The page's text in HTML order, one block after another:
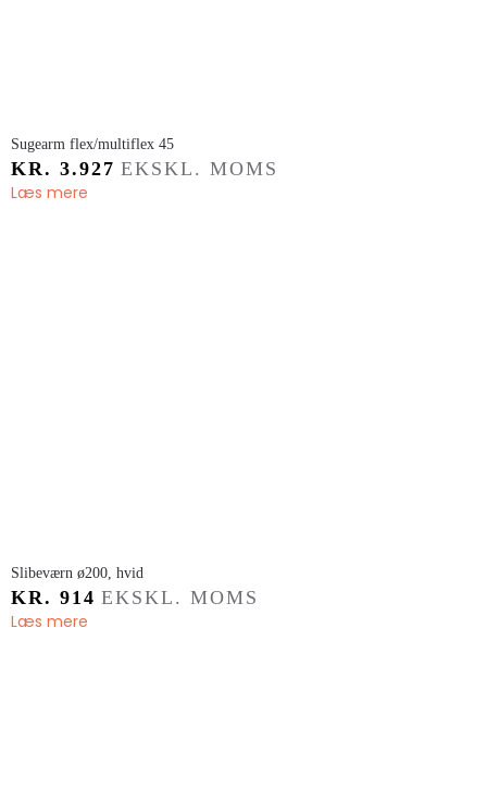
Sugearm flex/multiflex 45
KR. 3.927 EKSKL. MOMS
Læs mere
​Slibeværn ø200, hvid
KR. 914 EKSKL. MOMS
Læs mere